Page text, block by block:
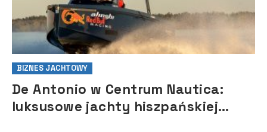
BIZNES JACHTOWY
De Antonio w Centrum Nautica:
luksusowe jachty hiszpańskiej